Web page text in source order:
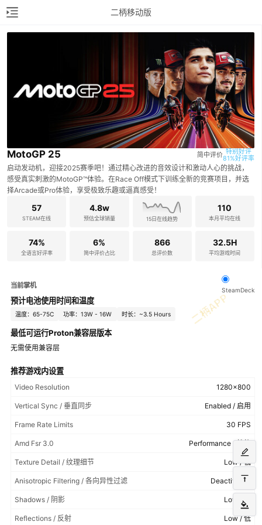
二柄移动版
MotoGP 25 简中评价 特别好评
81%好评率
启动发动机，迎接2025赛季吧！通过精心改进的音效设计和激动人心的挑战，
感受真实刺激的MotoGP™体验。在Race Off模式下训练全新的竞赛项目，并选
择Arcade或Pro体验，享受极致乐趣或逼真感受！
57
STEAM在线
4.8w
预估全球销量 15日在线趋势
110
本月平均在线
74%
全语言好评率
6%
简中评价占比
866
总评价数
32.5H
平均游戏时间
当前掌机
SteamDeck
预计电池使用时间和温度
温度：65-75C 功率：13W - 16W 时长：~3.5 Hours
最低可运行Proton兼容层版本
无需使用兼容层
推荐游戏内设置
Video Resolution 1280x800
Vertical Sync / 垂直同步 Enabled / 启用
Frame Rate Limits 30 FPS
Amd Fsr 3.0 Performance / 性能
Texture Detail / 纹理细节 Low / 低
Anisotropic Filtering / 各向异性过滤 Deactivated
Shadows / 阴影 Low / 低
Reflections / 反射 Low / 低